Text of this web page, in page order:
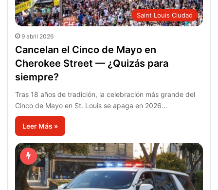
Saint Louis Ciudad
9 abril 2026
Cancelan el Cinco de Mayo en
Cherokee Street — ¿Quizás para
siempre?
Tras 18 años de tradición, la celebración más grande del
Cinco de Mayo en St. Louis se apaga en 2026…
Leer Más »